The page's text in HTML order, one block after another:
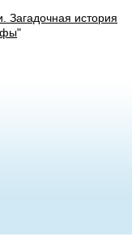
Загадочная история
"